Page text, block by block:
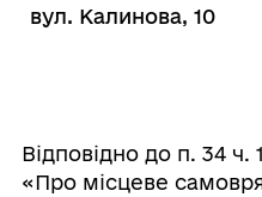
вул. Калинова, 10
Відповідно до п. 34 ч.
«Про місцеве